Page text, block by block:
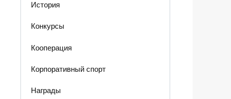
История
Конкурсы
Кооперация
Корпоративный спорт
Награды